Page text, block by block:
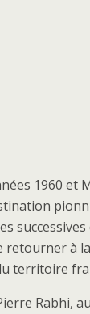
1960 et
retourner à
territoire
Rabhi,